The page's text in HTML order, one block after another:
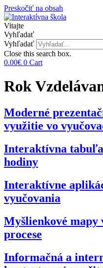
Preskočiť na obsah
Vitajte
Vyhľadať
Vyhľadať
Close this search box.
0.00€ 0 Cart
Rok
Moderné
využitie vo
Interaktívna
hodiny
Interaktívne
vyučovania
Myšlienkové mapy
procese
Informačná a